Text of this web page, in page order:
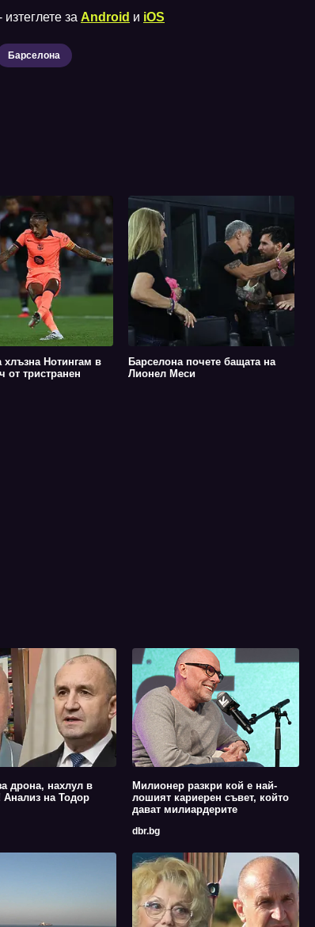
за Android и iOS
Барселона
хлъзна Нотингам в
от тристранен
Барселона почете бащата на
Лионел Меси
дрона, нахлул в
Анализ на Тодор
Милионер разкри кой е най-
лошият кариерен съвет, който
дават милиардерите
dbr.bg